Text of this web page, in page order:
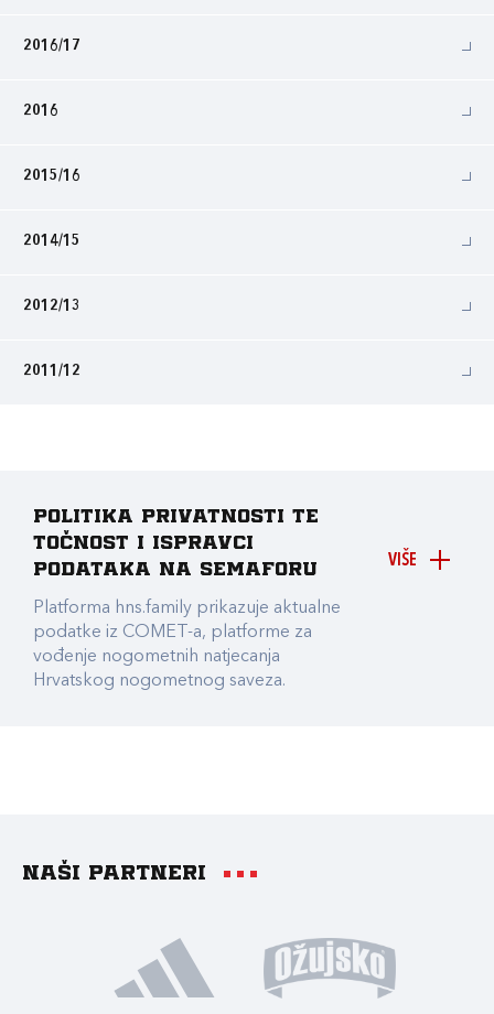
2016/17
2016
2015/16
2014/15
2012/13
2011/12
VIŠE
Politika privatnosti te
točnost i ispravci
podataka na Semaforu
Platforma hns.family prikazuje aktualne
podatke iz COMET-a, platforme za
vođenje nogometnih natjecanja
Hrvatskog nogometnog saveza.
Naši partneri